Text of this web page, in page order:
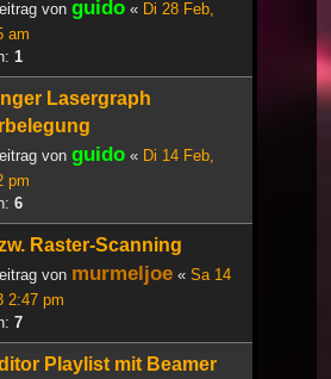
von guido « Di 28 Feb,
am
1
Lasergraph
von guido « Di 14 Feb,
pm
6
Raster-Scanning
von murmeljoe « Sa 14
2:47 pm
7
Playlist mit Beamer